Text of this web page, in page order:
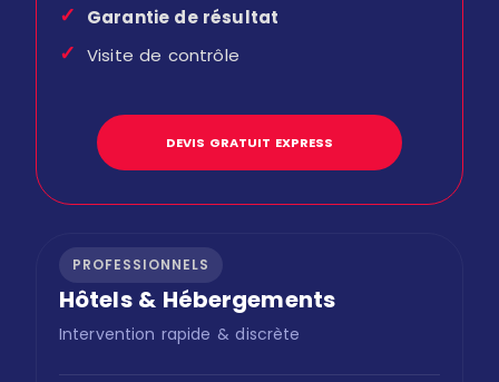
✓ Garantie de résultat
✓ Visite de contrôle
DEVIS GRATUIT EXPRESS
PROFESSIONNELS
Hôtels & Hébergements
Intervention rapide & discrète